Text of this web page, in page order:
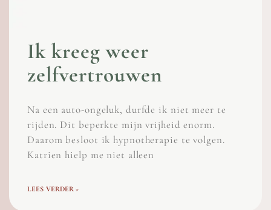
Ik kreeg weer
zelfvertrouwen
Na een auto-ongeluk, durfde ik niet meer te
rijden. Dit beperkte mijn vrijheid enorm.
Daarom besloot ik hypnotherapie te volgen.
Katrien hielp me niet alleen
LEES VERDER >